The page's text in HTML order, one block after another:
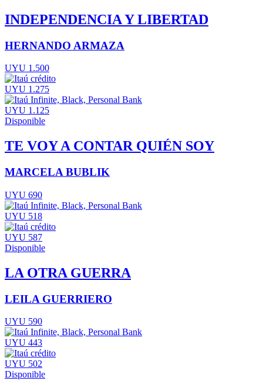
INDEPENDENCIA Y LIBERTAD
HERNANDO ARMAZA
UYU 1.500
UYU 1.275
UYU 1.125
Disponible
TE VOY A CONTAR QUIÉN SOY
MARCELA BUBLIK
UYU 690
UYU 518
UYU 587
Disponible
LA OTRA GUERRA
LEILA GUERRIERO
UYU 590
UYU 443
UYU 502
Disponible